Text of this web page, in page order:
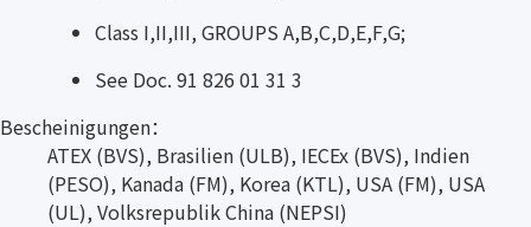
Class I,II,III, GROUPS A,B,C,D,E,F,G;
See Doc. 91 826 01 31 3
Bescheinigungen：
ATEX (BVS), Brasilien (ULB), IECEx (BVS), Indien
(PESO), Kanada (FM), Korea (KTL), USA (FM), USA
(UL), Volksrepublik China (NEPSI)